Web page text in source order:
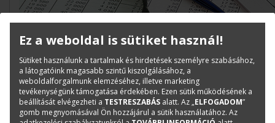
Ez a weboldal is sütiket használ!
Sütiket használunk a tartalmak és hirdetések személyre szabásához,
a látogatóink magasabb szintű kiszolgálásához, a
weboldalforgalmunk elemzéséhez, illetve marketing
tevékenységünk támogatása érdekében. Ezen sütik működésének a
beállítását elvégezheti a TESTRESZABÁS alatt. Az „ELFOGADOM”
gomb megnyomásával Ön hozzájárul a sütik használatához. Az